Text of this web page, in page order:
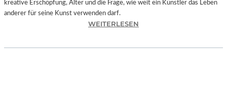
S
kreative Erschöpfung, Alter und die Frage, wie weit ein Künstler das Leben
anderer für seine Kunst verwenden darf.
WEITERLESEN